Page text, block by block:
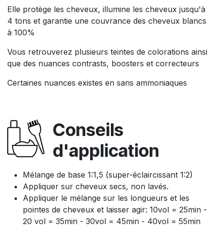
Elle protège les cheveux, illumine les cheveux jusqu'à
4 tons et garantie une couvrance des cheveux blancs
à 100%
Vous retrouverez plusieurs teintes de colorations ainsi
que des nuances contrasts, boosters et correcteurs
Certaines nuances existes en sans ammoniaques
Conseils
d'application
Mélange de base 1:1,5 (super-éclaircissant 1:2)
Appliquer sur cheveux secs, non lavés.
Appliquer le mélange sur les longueurs et les
pointes de cheveux et laisser agir: 10vol = 25min -
20 vol = 35min - 30vol = 45min - 40vol = 55min